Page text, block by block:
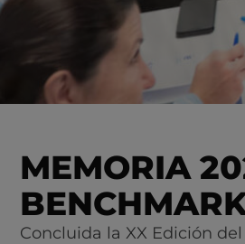
MEMORIA
Concluida la XX Edición